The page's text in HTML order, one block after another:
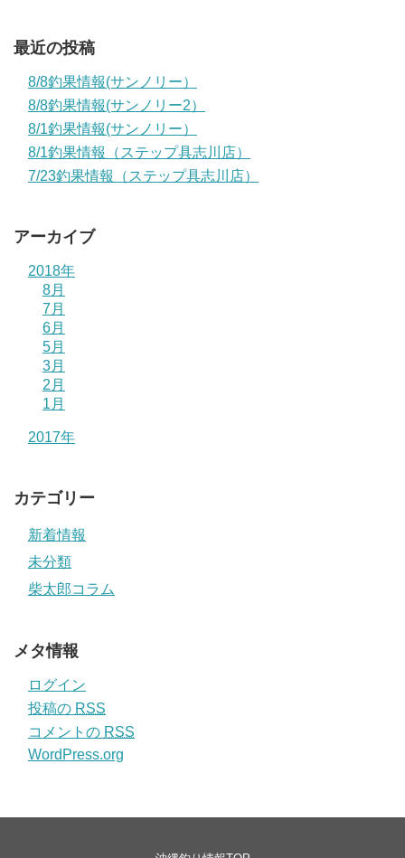
最近の投稿
8/8釣果情報(サンノリー）
8/8釣果情報(サンノリー2）
8/1釣果情報(サンノリー）
8/1釣果情報（ステップ具志川店）
7/23釣果情報（ステップ具志川店）
アーカイブ
2018年
8月
7月
6月
5月
3月
2月
1月
2017年
カテゴリー
新着情報
未分類
柴太郎コラム
メタ情報
ログイン
投稿の RSS
コメントの RSS
WordPress.org